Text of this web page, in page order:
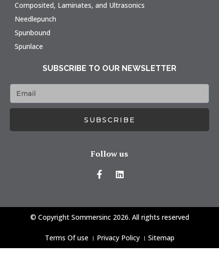
Composited, Laminates, and Ultrasonics
Needlepunch
Spunbound
Spunlace
SUBSCRIBE TO OUR NEWSLETTER
SUBSCRIBE
Follow us
© Copyright Sommersinc 2026. All rights reserved
Terms Of use। Privacy Policy। Sitemap